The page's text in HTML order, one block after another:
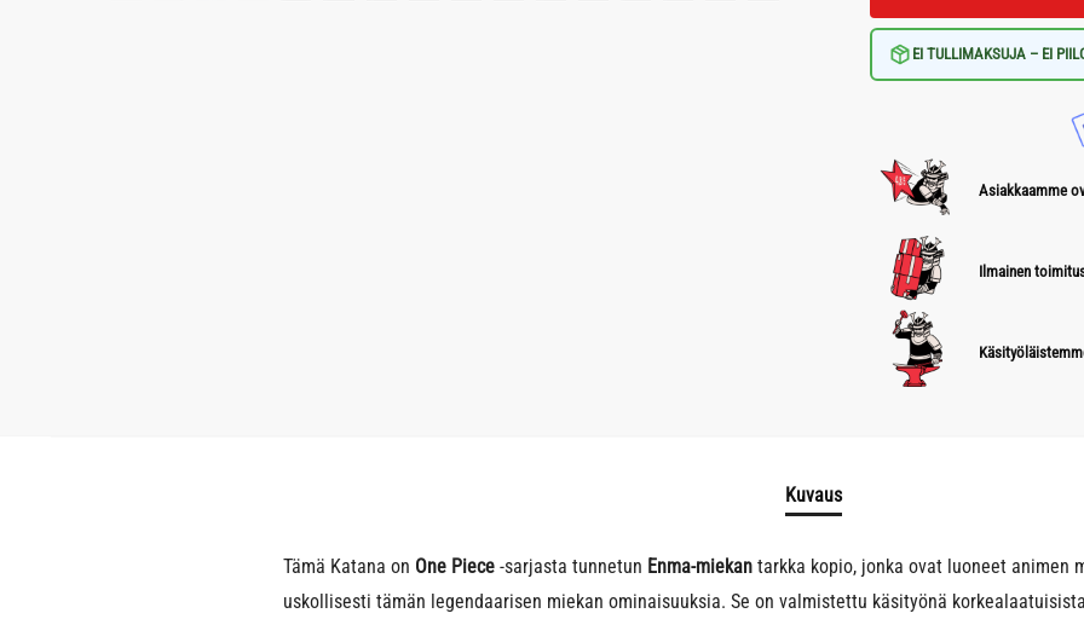
EI TULLIMAKSUJA – EI
Asiakkaamme
Ilmainen
Kuvaus
Tämä Katana on One Piece-sarjasta tunnetun Enma-miekantarkka kopio, jonka ovat luoneet animen
uskollisesti tämän legendaarisen miekan ominaisuuksia. Se on valmistettu käsityönä